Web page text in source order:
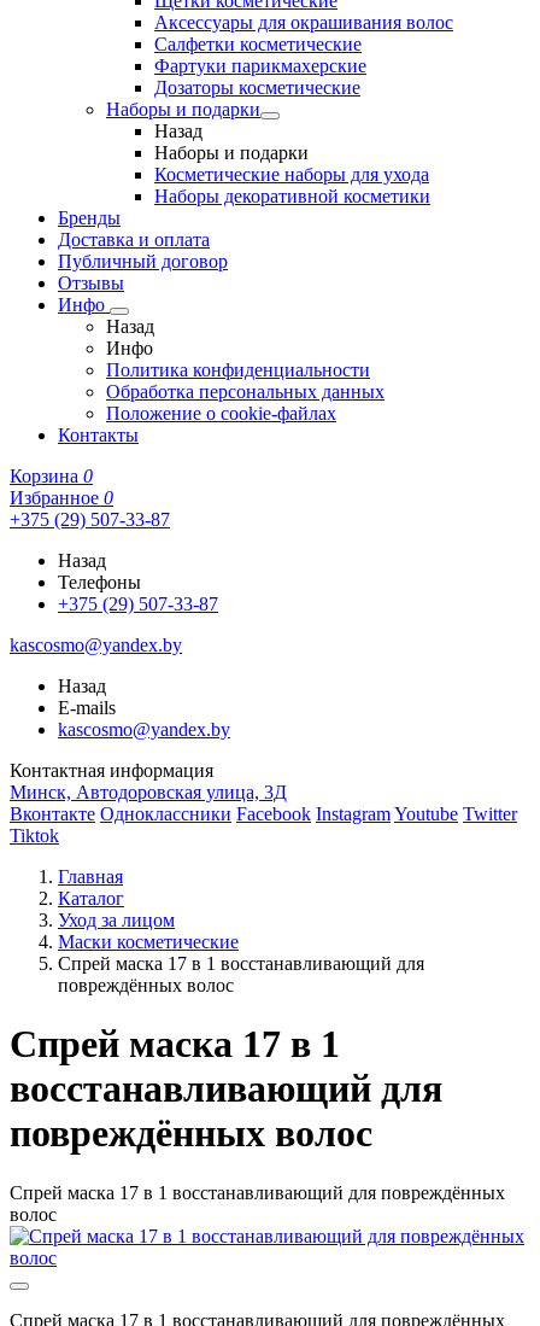
Аксессуары для окрашивания волос
Салфетки косметические
Фартуки парикмахерские
Дозаторы косметические
Наборы и подарки
Назад
Наборы и подарки
Косметические наборы для ухода
Наборы декоративной косметики
Бренды
Доставка и оплата
Публичный договор
Отзывы
Инфо
Назад
Инфо
Политика конфиденциальности
Обработка персональных данных
Положение о cookie-файлах
Контакты
Корзина 0
Избранное 0
+375 (29) 507-33-87
Назад
Телефоны
+375 (29) 507-33-87
kascosmo@yandex.by
Назад
E-mails
kascosmo@yandex.by
Контактная информация
Минск, Автодоровская улица, 3Д
Вконтакте Одноклассники Facebook InstagramYoutube Twitter
Tiktok
Главная
Каталог
Уход за лицом
Маски косметические
Спрей маска 17 в 1 восстанавливающий для
повреждённых волос
Спрей маска 17 в 1
восстанавливающий для
повреждённых волос
Спрей маска 17 в 1 восстанавливающий для повреждённых
волос
Спрей маска 17 в 1 восстанавливающий для повреждённых